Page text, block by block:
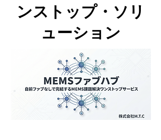
ンストップ・ソリ
ューション